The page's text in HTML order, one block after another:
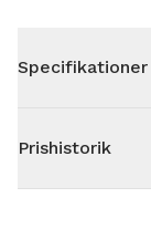
Specifikationer
Prishistorik